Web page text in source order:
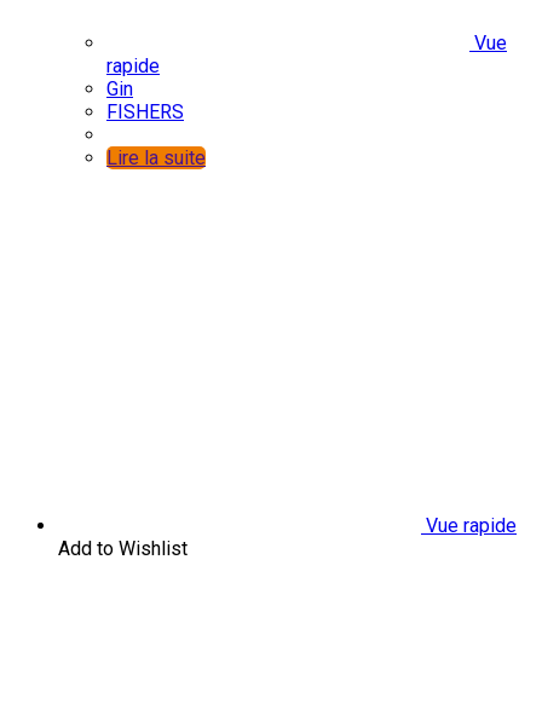
Vue
rapide
Gin
FISHERS
Lire la suite
Vue rapide
Add to Wishlist